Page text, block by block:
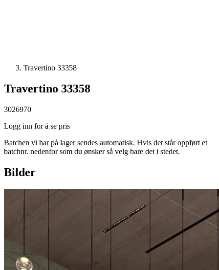
Travertino 33358
Travertino 33358
3026970
Logg inn for å se pris
Batchen vi har på lager sendes automatisk. Hvis det står oppført et
batchnr. nedenfor som du ønsker så velg bare det i stedet.
Bilder